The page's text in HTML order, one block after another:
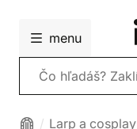
menu
Vyhľadávanie
Larp a cosplay